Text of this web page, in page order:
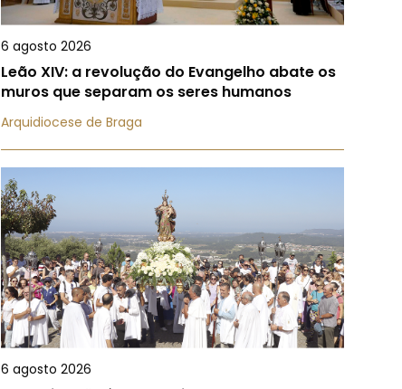
6 agosto 2026
Leão XIV: a revolução do Evangelho abate os
muros que separam os seres humanos
Arquidiocese de Braga
6 agosto 2026